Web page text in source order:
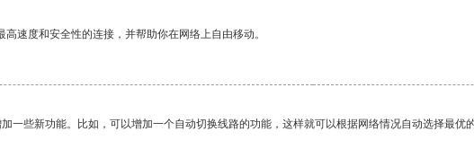
速度和安全性的连接，并帮助你在网络上自由移动。
一些新功能。比如，可以增加一个自动切换线路的功能，这样就可以根据网络情况自动选择最优